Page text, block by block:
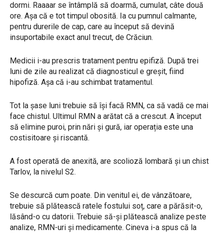
dormi. Raaaar se întâmplă să doarmă, cumulat, câte două
ore. Așa că e tot timpul obosită. Ia cu pumnul calmante,
pentru durerile de cap, care au început să devină
insuportabile exact anul trecut, de Crăciun.
Medicii i-au prescris tratament pentru epifiză. După trei
luni de zile au realizat că diagnosticul e greșit, fiind
hipofiză. Așa că i-au schimbat tratamentul.
Tot la șase luni trebuie să își facă RMN, ca să vadă ce mai
face chistul. Ultimul RMN a arătat că a crescut. A început
să elimine puroi, prin nări și gură, iar operația este una
costisitoare și riscantă.
A fost operată de anexită, are scolioză lombară și un chist
Tarlov, la nivelul S2.
Se descurcă cum poate. Din venitul ei, de vânzătoare,
trebuie să plătească ratele fostului soț, care a părăsit-o,
lăsând-o cu datorii. Trebuie să-și plătească analize peste
analize, RMN-uri și medicamente. Cineva i-a spus că la